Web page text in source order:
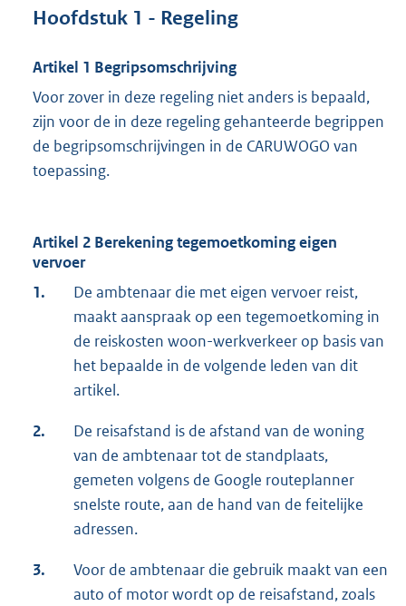
Hoofdstuk 1 - Regeling
Artikel 1 Begripsomschrijving
Voor zover in deze regeling niet anders is bepaald,
zijn voor de in deze regeling gehanteerde begrippen
de begripsomschrijvingen in de CARUWOGO van
toepassing.
Artikel 2 Berekening tegemoetkoming eigen
vervoer
1.
De ambtenaar die met eigen vervoer reist,
maakt aanspraak op een tegemoetkoming in
de reiskosten woon-werkverkeer op basis van
het bepaalde in de volgende leden van dit
artikel.
2.
De reisafstand is de afstand van de woning
van de ambtenaar tot de standplaats,
gemeten volgens de Google routeplanner
snelste route, aan de hand van de feitelijke
adressen.
3.
Voor de ambtenaar die gebruik maakt van een
auto of motor wordt op de reisafstand, zoals